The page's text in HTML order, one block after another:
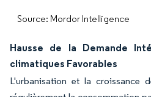
Source: Mordor Intelligence
Hausse de la Demande
climatiques Favorables
L'urbanisation et la croissance